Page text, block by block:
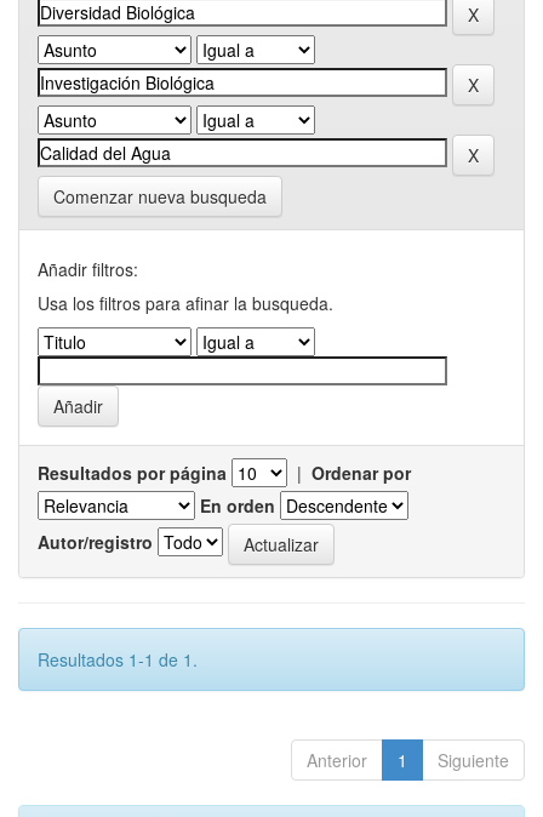
Comenzar nueva busqueda
Añadir filtros:
Usa los filtros para afinar la busqueda.
Resultados por página | Ordenar por
En orden
Autor/registro
Resultados 1-1 de 1.
Anterior 1 Siguiente